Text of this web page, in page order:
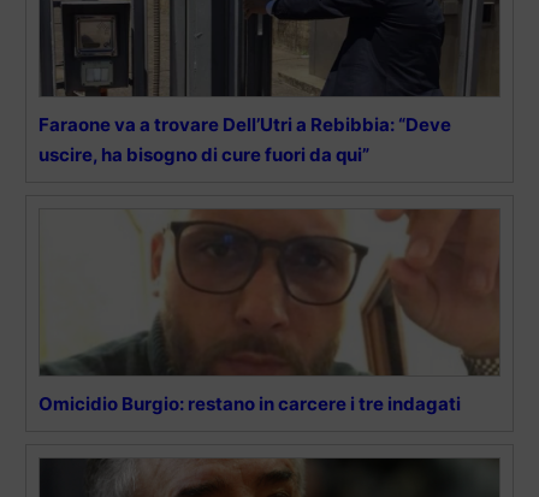
Faraone va a trovare Dell’Utri a Rebibbia: “Deve
uscire, ha bisogno di cure fuori da qui”
Omicidio Burgio: restano in carcere i tre indagati